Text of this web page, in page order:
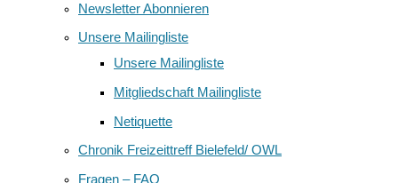
Newsletter Abonnieren
Unsere Mailingliste
Unsere Mailingliste
Mitgliedschaft Mailingliste
Netiquette
Chronik Freizeittreff Bielefeld/ OWL
Fragen – FAQ